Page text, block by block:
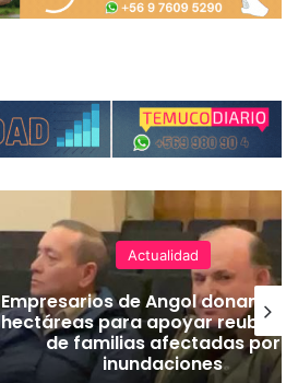
Actualidad
Empresarios de Angol donan
hectáreas para apoyar
de familias afectadas por
inundaciones